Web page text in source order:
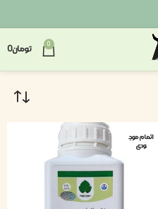
0 تومان0
اتمام موج
ودی